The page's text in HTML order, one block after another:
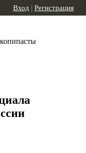
Вход | Регистрация